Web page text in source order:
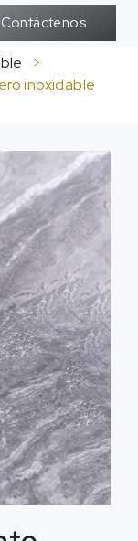
Contáctenos
>
inoxidable